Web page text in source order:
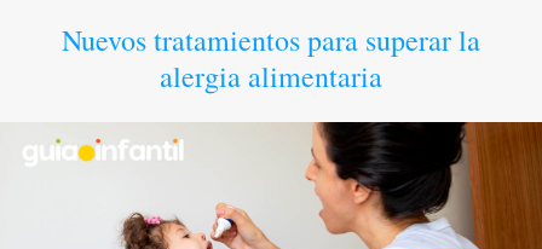
Nuevos tratamientos para superar la
alergia alimentaria